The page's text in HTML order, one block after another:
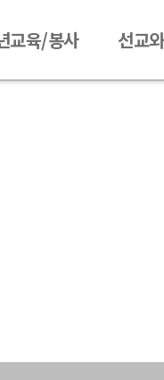
교육/봉사 선교